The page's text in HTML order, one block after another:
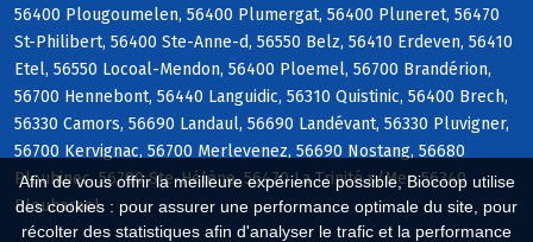
Afin de vous offrir la meilleure expérience possible, Biocoop utilise
des cookies : pour assurer une performance optimale du site, pour
récolter des statistiques afin d'analyser le trafic et la performance
56400 Plougoumelen, 56400 Plumergat, 56400 Pluneret, 56470
St-Philibert, 56400 Ste-Anne-d, 56550 Belz, 56410 Erdeven, 56410
Etel, 56550 Locoal-Mendon, 56400 Ploemel, 56700 Brandérion,
56700 Hennebont, 56440 Languidic, 56310 Quistinic, 56400 Brech,
56330 Camors, 56690 Landaul, 56690 Landévant, 56330 Pluvigner,
56700 Kervignac, 56700 Merlevenez, 56690 Nostang, 56680
Plouhinec, 56700 Ste-Hélène, 56470 La Trinité s/Mer, 56340
Plouharnel